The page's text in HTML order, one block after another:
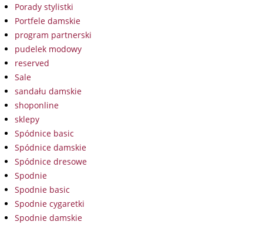
Porady stylistki
Portfele damskie
program partnerski
pudelek modowy
reserved
Sale
sandału damskie
shoponline
sklepy
Spódnice basic
Spódnice damskie
Spódnice dresowe
Spodnie
Spodnie basic
Spodnie cygaretki
Spodnie damskie